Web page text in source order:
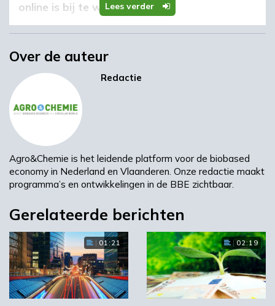
Lees verder
online is bij te wonen.
’s Ochtends zijn er presentaties over the
prioriteiten en onderwerpen van de call, regels
and voorwaarden, CBE JU-specifieke eisen en
het indienings- en evaluatieproces.
Projectmedewerkers van de CBE JU geven tips
Deelnemers krijgen ook de gelegenheid om
vragen te stellen tijdens een speciale vraag-
Netwerken
Een groot deel van de info-dag is gewijd aan
persoonlijke ontmoetingen tussen
Over de auteur
Redactie
Agro&Chemie is het leidende platform voor de biobased
economy in Nederland en Vlaanderen. Onze redactie maakt
programma’s en ontwikkelingen in de BBE zichtbaar.
Gerelateerde berichten
01:21 02:19